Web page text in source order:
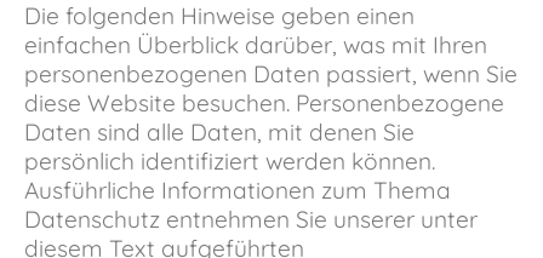
Die folgenden Hinweise geben einen
einfachen Überblick darüber, was mit Ihren
personenbezogenen Daten passiert, wenn Sie
diese Website besuchen. Personenbezogene
Daten sind alle Daten, mit denen Sie
persönlich identifiziert werden können.
Ausführliche Informationen zum Thema
Datenschutz entnehmen Sie unserer unter
diesem Text aufgeführten